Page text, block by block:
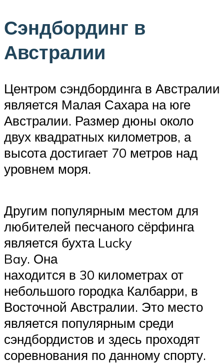
Сэндбординг в
Австралии
Центром сэндбординга в Австралии
является Малая Сахара на юге
Австралии. Размер дюны около
двух квадратных километров, а
высота достигает 70 метров над
уровнем моря.
Другим популярным местом для
любителей песчаного сёрфинга
является бухта Lucky
Bay. Она
находится в 30 километрах от
небольшого городка Калбарри, в
Восточной Австралии. Это место
является популярным среди
сэндбордистов и здесь проходят
соревнования по данному спорту.